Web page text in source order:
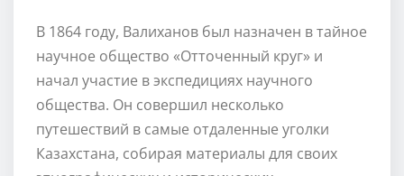
В 1864 году, Валиханов был назначен в тайное
научное общество «Отточенный круг» и
начал участие в экспедициях научного
общества. Он совершил несколько
путешествий в самые отдаленные уголки
Казахстана, собирая материалы для своих